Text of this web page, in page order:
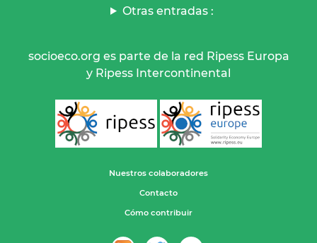
Otras entradas :
socioeco.org es parte de la red Ripess Europa
y Ripess Intercontinental
Nuestros colaboradores
Contacto
Cómo contribuir